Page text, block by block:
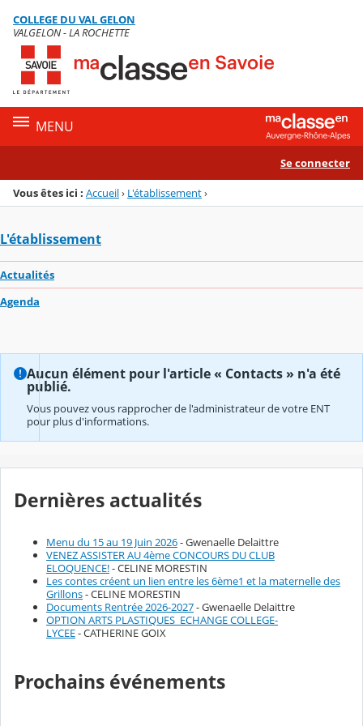
Menu de la rubrique
Contenu
COLLEGE DU VAL GELON
VALGELON - LA ROCHETTE
MENU
Se connecter
Vous êtes ici : Accueil› L'établissement›
L'établissement
Actualités
Agenda
Aucun élément pour l'article « Contacts » n'a été
publié.
Vous pouvez vous rapprocher de l'administrateur de votre ENT
pour plus d'informations.
Dernières actualités
Menu du 15 au 19 Juin 2026- Gwenaelle Delaittre
VENEZ ASSISTER AU 4ème CONCOURS DU CLUB
ELOQUENCE!- CELINE MORESTIN
Les contes créent un lien entre les 6ème1 et la maternelle des
Grillons- CELINE MORESTIN
Documents Rentrée 2026-2027- Gwenaelle Delaittre
OPTION ARTS PLASTIQUES_ECHANGE COLLEGE-
LYCEE- CATHERINE GOIX
Prochains événements